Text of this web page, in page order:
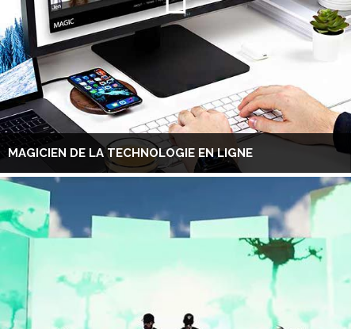
MAGICIEN DE LA TECHNOLOGIE EN LIGNE